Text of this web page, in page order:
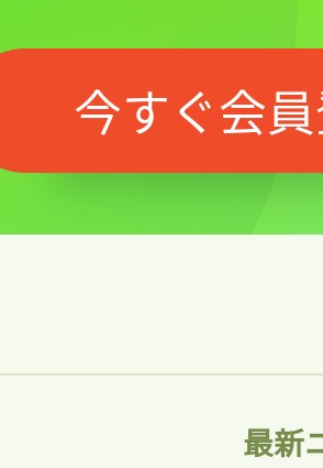
今すぐ会
最新